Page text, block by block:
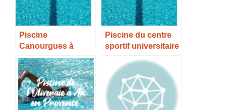
Piscine
Canourgues à
Salon-de-Provence
– Horaires, Tarifs et
Infos –
Piscine du centre
sportif universitaire
Horaires, Tarifs et
Infos –